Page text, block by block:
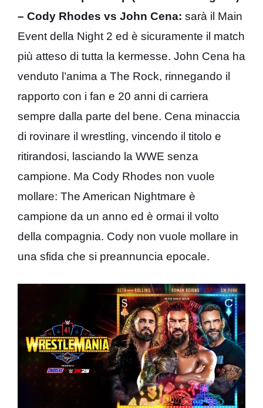
– Cody Rhodes vs John Cena: sarà il Main
Event della Night 2 ed è sicuramente il match
più atteso di tutta la kermesse. John Cena ha
venduto l’anima a The Rock, rinnegando il
rapporto con i fan e 20 anni di carriera
sempre dalla parte del bene. Cena minaccia
di rovinare il wrestling, vincendo il titolo e
ritirandosi, lasciando la WWE senza
campione. Ma Cody Rhodes non vuole
mollare: The American Nightmare è
campione da un anno ed è ormai il volto
della compagnia. Cody non vuole mollare in
una sfida che si preannuncia epocale.